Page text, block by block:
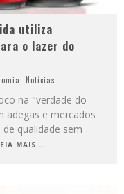
utiliza
o lazer do
, Notícias
na "verdade do
adegas e mercados
qualidade sem
MAIS...